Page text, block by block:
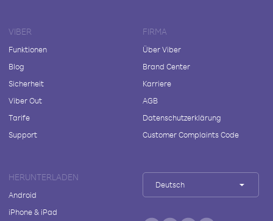
VIBER
Funktionen
Blog
Sicherheit
Viber Out
Tarife
Support
FIRMA
Über Viber
Brand Center
Karriere
AGB
Datenschutzerklärung
Customer Complaints Code
HERUNTERLADEN
Android
iPhone & iPad
Deutsch